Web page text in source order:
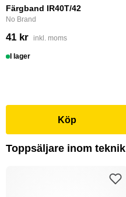
Färgband IR40T/42
No Brand
41 kr inkl. moms
I lager
Köp
Toppsäljare inom teknik